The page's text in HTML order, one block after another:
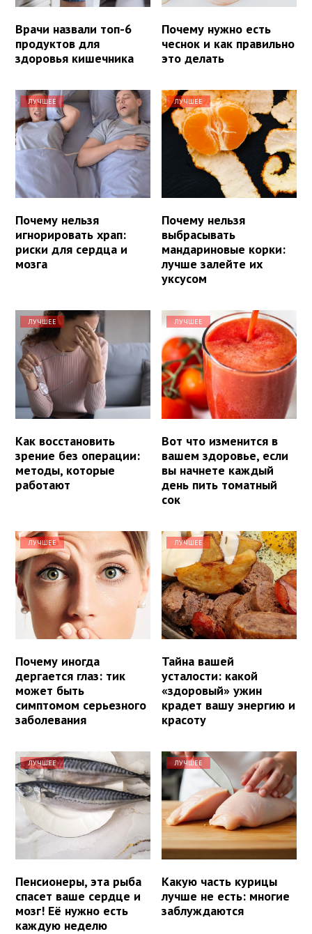
Врачи назвали топ-6
продуктов для
здоровья кишечника
Почему нужно есть
чеснок и как правильно
это делать
ЛУЧШЕЕ
Почему нельзя
игнорировать храп:
риски для сердца и
мозга
ЛУЧШЕЕ
Почему нельзя
выбрасывать
мандариновые корки:
лучше залейте их
уксусом
ЛУЧШЕЕ
Как восстановить
зрение без операции:
методы, которые
работают
ЛУЧШЕЕ
Вот что изменится в
вашем здоровье, если
вы начнете каждый
день пить томатный
сок
ЛУЧШЕЕ
Почему иногда
дергается глаз: тик
может быть
симптомом серьезного
заболевания
ЛУЧШЕЕ
Тайна вашей
усталости: какой
«здоровый» ужин
крадет вашу энергию и
красоту
ЛУЧШЕЕ
Пенсионеры, эта рыба
спасет ваше сердце и
мозг! Её нужно есть
каждую неделю
ЛУЧШЕЕ
Какую часть курицы
лучше не есть: многие
заблуждаются